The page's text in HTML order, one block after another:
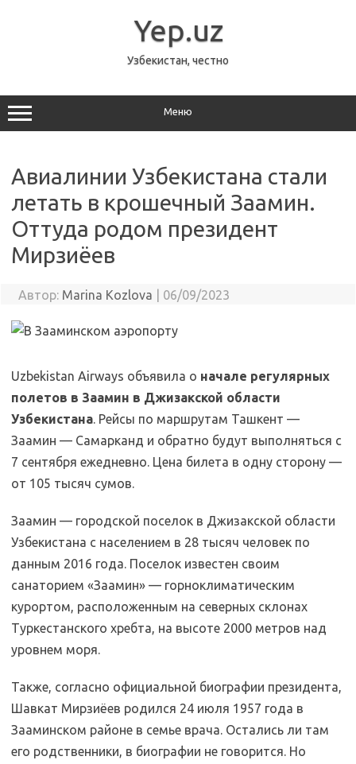
Yep.uz
Узбекистан, честно
Меню
Авиалинии Узбекистана стали
летать в крошечный Заамин.
Оттуда родом президент
Мирзиёев
Автор: Marina Kozlova 06/09/2023
Uzbekistan Airways объявила о начале регулярных
полетов в Заамин в Джизакской области
Узбекистана. Рейсы по маршрутам Ташкент —
Заамин — Самарканд и обратно будут выполняться с
7 сентября ежедневно. Цена билета в одну сторону —
от 105 тысяч сумов.
Заамин — городской поселок в Джизакской области
Узбекистана с населением в 28 тысяч человек по
данным 2016 года. Поселок известен своим
санаторием «Заамин» — горноклиматическим
курортом, расположенным на северных склонах
Туркестанского хребта, на высоте 2000 метров над
уровнем моря.
Также, согласно официальной биографии президента,
Шавкат Мирзиёев родился 24 июля 1957 года в
Зааминском районе в семье врача. Остались ли там
его родственники, в биографии не говорится. Но